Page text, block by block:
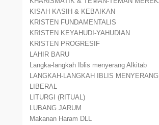
KISAH KASIH & KEBAIKAN
KRISTEN FUNDAMENTALIS
KRISTEN KEYAHUDI-YAHUDIAN
KRISTEN PROGRESIF
LAHIR BARU
Langka-langkah Iblis menyerang Alkitab
LANGKAH-LANGKAH IBLIS
LIBERAL
LITURGI (RITUAL)
LUBANG JARUM
Makanan Haram DLL